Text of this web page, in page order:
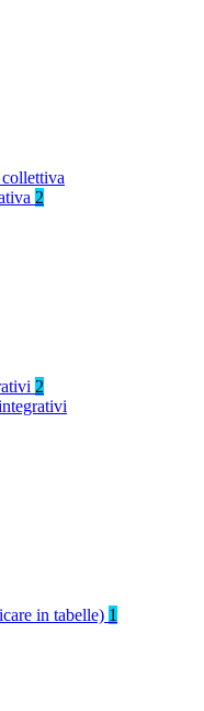
2
2
in tabelle) 1